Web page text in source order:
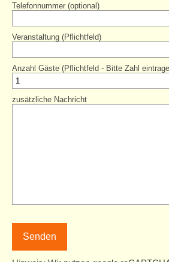
Spende
Einfache Sprache
Telefonnummer (optional)
Veranstaltung (Pflichtfeld)
Anzahl Gäste (Pflichtfeld - Bitte Zahl
zusätzliche Nachricht